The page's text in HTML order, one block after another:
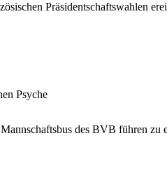
Präsidentschaftswahlen
Psyche
des BVB führen zu